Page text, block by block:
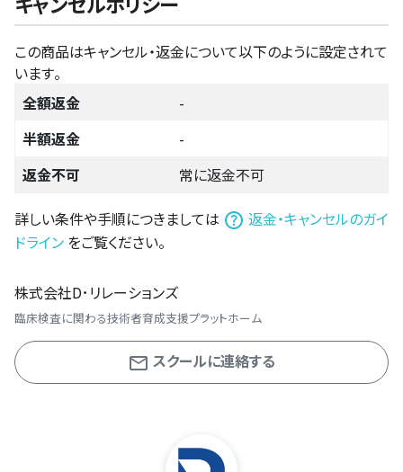
この商品はキャンセル・返金について以下のように設定されて
います。
全額返金
-
半額返金
-
返金不可
常に返金不可
詳しい条件や手順につきましては
返金・キャンセルのガイ
ドライン をご覧ください。
株式会社D･リレーションズ
臨床検査に関わる技術者育成支援プラットホーム
スクールに連絡する